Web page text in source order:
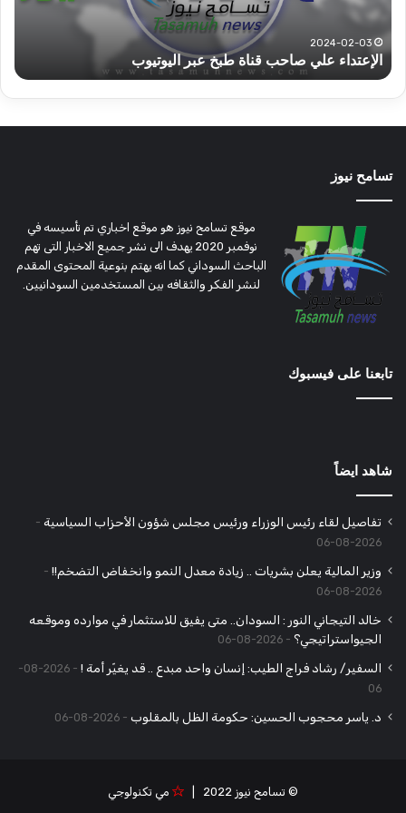
دارفور
تؤمن
موسم
الحصاد
2022-12-08
قوات الدعم السريع قطاع ولاية شرق دارفور تؤمن موسم
الحصاد
تسامح نيوز
موقع تسامح نيوز هو موقع اخباري تم تأسيسه في
نوفمبر 2020 يهدف الى نشر جميع الاخبار التى تهم
الباحث السوداني كما انه يهتم بنوعية المحتوى المقدم
لنشر الفكر والثقافه بين المستخدمين السودانيين.
تابعنا على فيسبوك
شاهد ايضاً
تفاصيل لقاء رئيس الوزراء ورئيس مجلس شؤون الأحزاب السياسية
2026-08-06
وزير المالية يعلن بشريات .. زيادة معدل النمو وانخفاض التضخم!!
2026-08-06
خالد التيجاني النور : السودان.. متى يفيق للاستثمار في موارده وموقعه
الجيواستراتيجي؟
2026-08-06
السفير/ رشاد فراج الطيب: إنسان واحد مبدع .. قد يغيّر أمة !
2026-08-
06
د. ياسر محجوب الحسين: حكومة الظل بالمقلوب 2026-08-06
© تسامح نيوز 2022 | مي تكنولوجي